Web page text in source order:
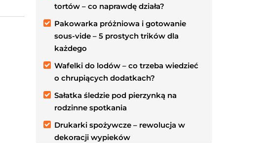
tortów – co naprawdę działa?
Pakowarka próżniowa i gotowanie
sous-vide – 5 prostych trików dla
każdego
Wafelki do lodów – co trzeba wiedzieć
o chrupiących dodatkach?
Sałatka śledzie pod pierzynką na
rodzinne spotkania
Drukarki spożywcze – rewolucja w
dekoracji wypieków